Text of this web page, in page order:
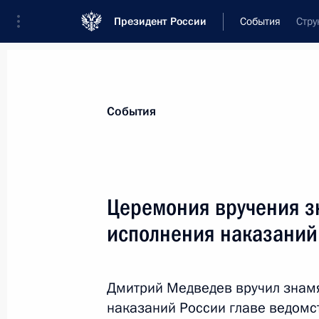
Президент России События
Новости
Встреча с руководством
События
Церемония вручения
исполнения наказаний
Дмитрий Медведев вручил
наказаний России главе